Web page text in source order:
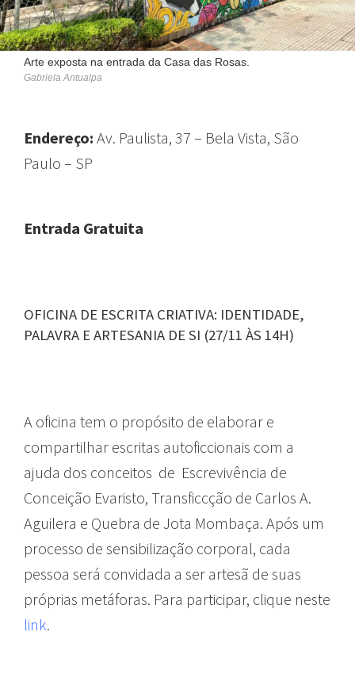
Arte exposta na entrada da Casa das Rosas.
Gabriela Antualpa
Endereço: Av. Paulista, 37 – Bela Vista, São
Paulo – SP
Entrada Gratuita
OFICINA DE ESCRITA CRIATIVA: IDENTIDADE,
PALAVRA E ARTESANIA DE SI (27/11 ÀS 14H)
A oficina tem o propósito de elaborar e
compartilhar escritas autoficcionais com a
ajuda dos conceitos de Escrevivência de
Conceição Evaristo, Transficcção de Carlos A.
Aguilera e Quebra de Jota Mombaça. Após um
processo de sensibilização corporal, cada
pessoa será convidada a ser artesã de suas
próprias metáforas. Para participar, clique neste
link.